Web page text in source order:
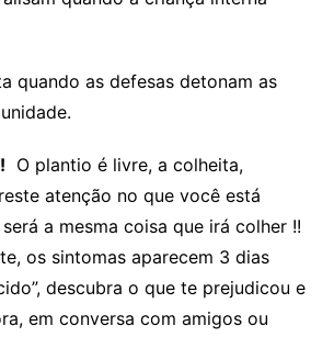
quando as defesas detonam as
O plantio é livre, a colheita,
atenção no que você está
a mesma coisa que irá colher !!
os sintomas aparecem 3 dias
descubra o que te prejudicou e
em conversa com amigos ou